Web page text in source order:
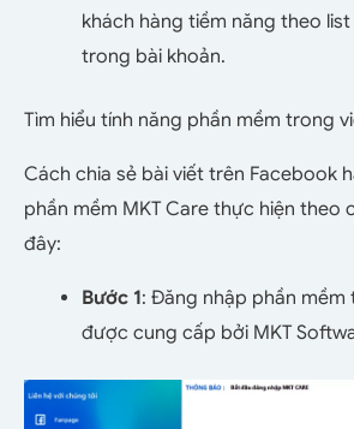
khách hàng tiềm năng theo
trong bài khoản.
Tìm hiểu tính năng phần mềm trong
Cách chia sẻ bài viết trên Facebook
phần mềm MKT Care thực hiện theo
đây:
Bước 1: Đăng nhập phần mềm
được cung cấp bởi MKT